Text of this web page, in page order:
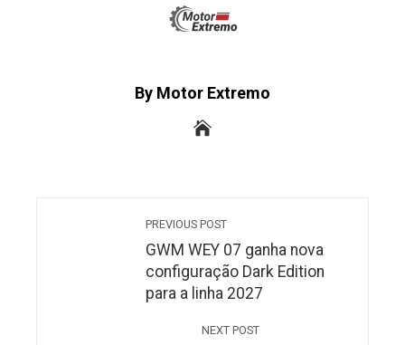
By Motor Extremo
PREVIOUS POST
GWM WEY 07 ganha nova
configuração Dark Edition
para a linha 2027
NEXT POST